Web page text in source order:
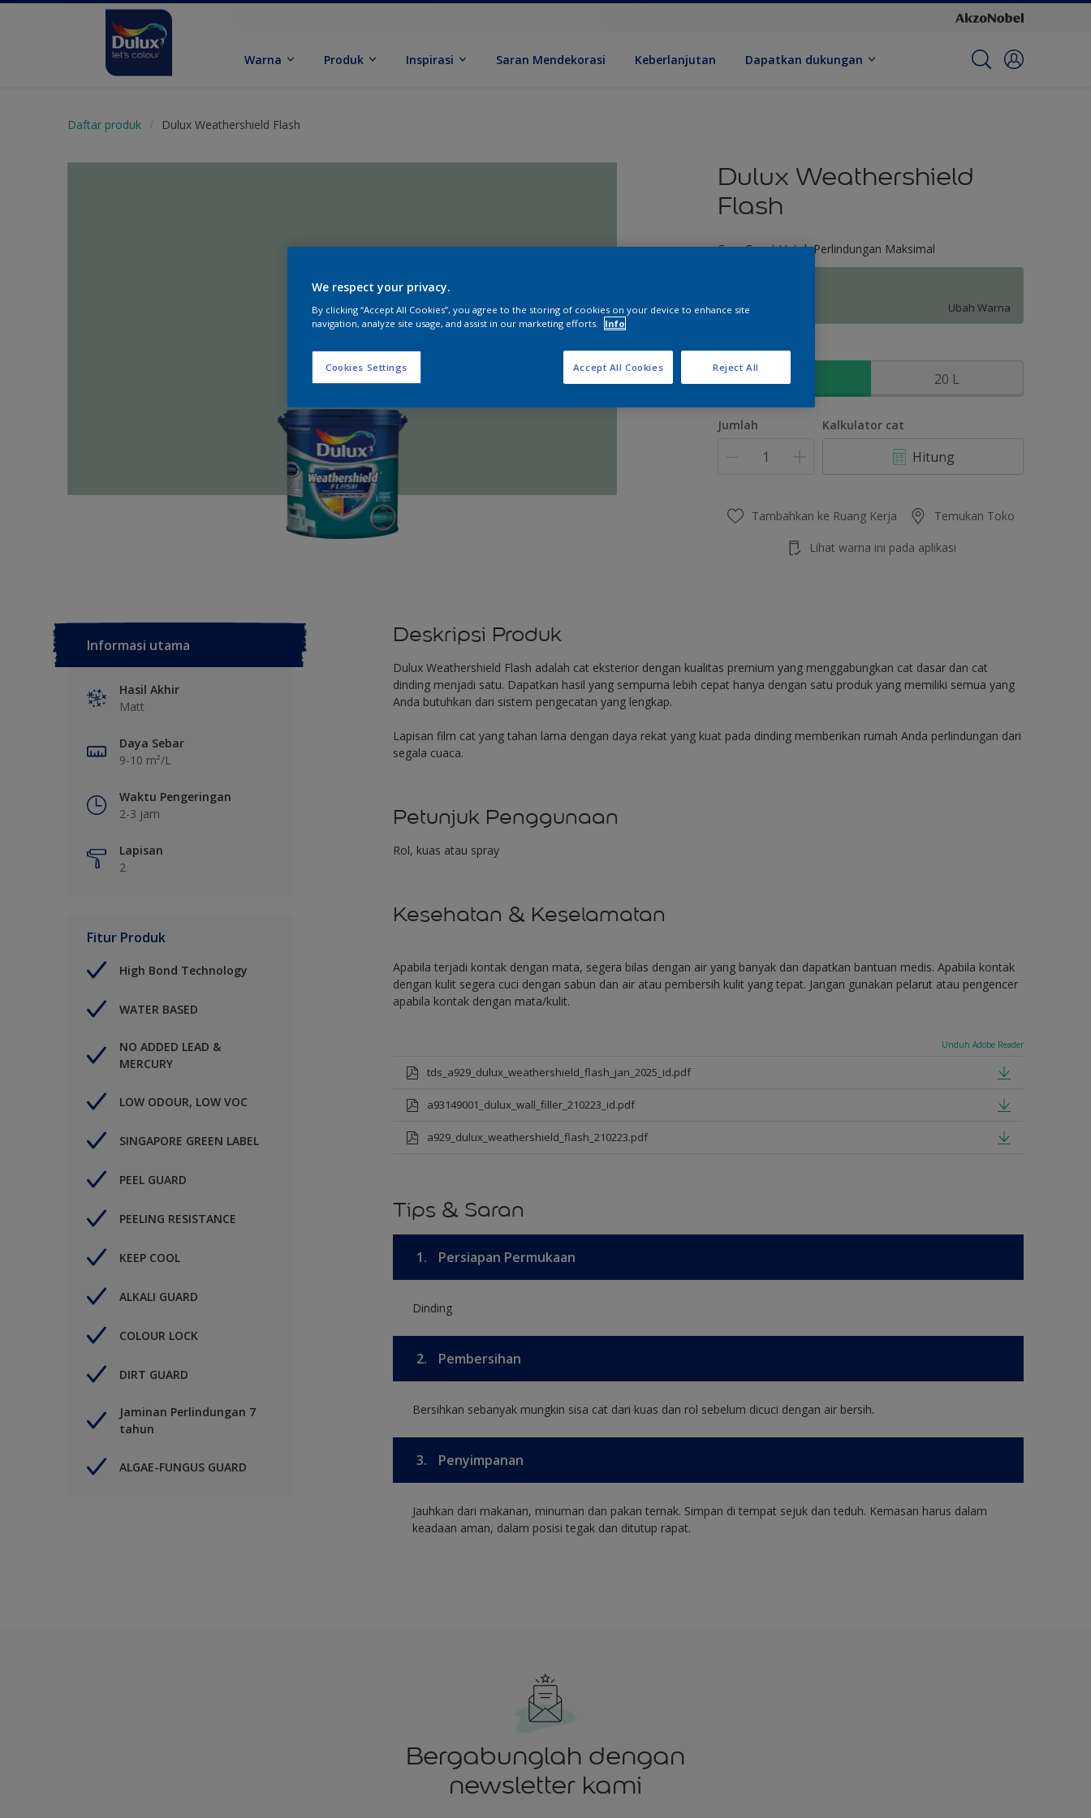
Warna Produk Inspirasi Saran Mendekorasi Keberlanjutan Dapatkan dukungan
Daftar produk Dulux Weathershield Flash
Dulux Weathershield
Flash
Cara Cepat Untuk Perlindungan Maksimal
Ubah Warna
Ukuran
2.5 L 20 L
Jumlah Kalkulator cat
Hitung
Tambahkan ke Ruang Kerja Temukan Toko
Lihat warna ini pada aplikasi
Informasi utama
Hasil Akhir
Matt
Daya Sebar
9-10 m²/L
Waktu Pengeringan
2-3 jam
Lapisan
2
Fitur Produk
High Bond Technology
WATER BASED
NO ADDED LEAD &
MERCURY
LOW ODOUR, LOW VOC
SINGAPORE GREEN LABEL
PEEL GUARD
PEELING RESISTANCE
KEEP COOL
ALKALI GUARD
COLOUR LOCK
DIRT GUARD
Jaminan Perlindungan 7
tahun
ALGAE-FUNGUS GUARD
Deskripsi Produk
Dulux Weathershield Flash adalah cat eksterior dengan kualitas premium yang menggabungkan cat dasar dan cat
dinding menjadi satu. Dapatkan hasil yang sempurna lebih cepat hanya dengan satu produk yang memiliki semua yang
Anda butuhkan dari sistem pengecatan yang lengkap.
Lapisan film cat yang tahan lama dengan daya rekat yang kuat pada dinding memberikan rumah Anda perlindungan dari
segala cuaca.
Petunjuk Penggunaan
Rol, kuas atau spray
Kesehatan & Keselamatan
Apabila terjadi kontak dengan mata, segera bilas dengan air yang banyak dan dapatkan bantuan medis. Apabila kontak
dengan kulit segera cuci dengan sabun dan air atau pembersih kulit yang tepat. Jangan gunakan pelarut atau pengencer
apabila kontak dengan mata/kulit.
Unduh Adobe Reader
tds_a929_dulux_weathershield_flash_jan_2025_id.pdf
a93149001_dulux_wall_filler_210223_id.pdf
a929_dulux_weathershield_flash_210223.pdf
Tips & Saran
1. Persiapan Permukaan
Dinding
2. Pembersihan
Bersihkan sebanyak mungkin sisa cat dari kuas dan rol sebelum dicuci dengan air bersih.
3. Penyimpanan
Jauhkan dari makanan, minuman dan pakan ternak. Simpan di tempat sejuk dan teduh. Kemasan harus dalam
keadaan aman, dalam posisi tegak dan ditutup rapat.
Bergabunglah dengan
newsletter kami
We respect your privacy.
By clicking “Accept All Cookies”, you agree to the storing of cookies on your device to enhance site
navigation, analyze site usage, and assist in our marketing efforts.
Info
Cookies Settings Reject All
Accept All Cookies